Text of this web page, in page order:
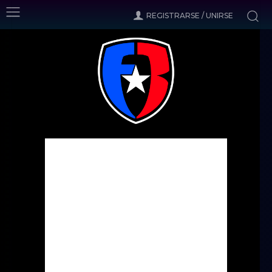
REGISTRARSE / UNIRSE